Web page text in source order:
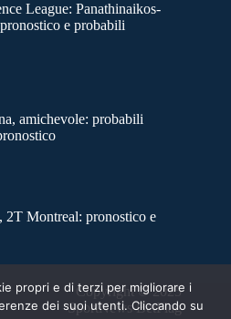
League: Panathinaikos-
e probabili
amichevole: probabili
2T Montreal: pronostico e
Copyright © 2025
SportNews BetFlag
propri e di terzi per migliorare i
dei suoi utenti. Cliccando su